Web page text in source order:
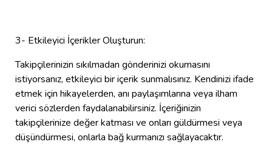
3- Etkileyici İçerikler Oluşturun:
Takipçilerinizin sıkılmadan gönderinizi okumasını
istiyorsanız, etkileyici bir içerik sunmalısınız. Kendinizi ifade
etmek için hikayelerden, anı paylaşımlarına veya ilham
verici sözlerden faydalanabilirsiniz. İçeriğinizin
takipçilerinize değer katması ve onları güldürmesi veya
düşündürmesi, onlarla bağ kurmanızı sağlayacaktır.